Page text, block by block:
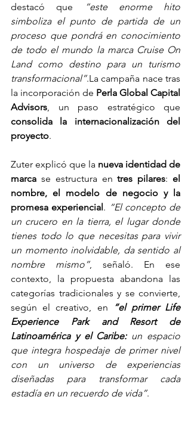
destacó que
“este enorme hito
simboliza el punto de partida de un
proceso que pondrá en conocimiento
de todo el mundo la marca Cruise On
Land como destino para un turismo
transformacional”.La campaña nace tras
la incorporación de Perla Global Capital
Advisors
consolida la internacionalización del
proyecto.
Zuter explicó que la nueva identidad de
marca se estructura en tres pilares: el
nombre, el modelo de negocio y la
promesa experiencial. “El concepto de
un crucero en la tierra, el lugar donde
tienes todo lo que necesitas para vivir
un momento inolvidable, da sentido al
nombre mismo”, señaló. En ese
contexto, la propuesta abandona las
categorías tradicionales y se convierte,
según el creativo, en
“el primer Life
Experience Park and Resort de
Latinoamérica y el Caribe: un espacio
que integra hospedaje de primer nivel
con un universo de experiencias
diseñadas para transformar cada
estadía en un recuerdo de vida”.